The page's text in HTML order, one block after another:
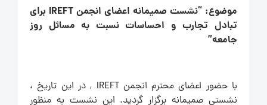
موضوع: “نشست صمیمانه اعضای انجمن IREFT برای
تبادل تجارب و احساسات نسبت به مسائل روز
جامعه”
با حضور اعضای محترم انجمن IREFT , در این تاریخ ،
نشستی صمیمانه برگزار گردید. این نشست به منظور